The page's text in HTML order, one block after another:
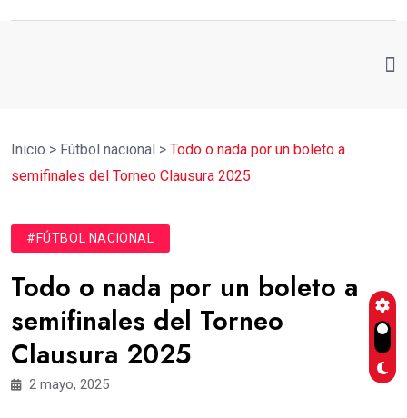
Inicio > Fútbol nacional > Todo o nada por un boleto a
semifinales del Torneo Clausura 2025
#FÚTBOL NACIONAL
Todo o nada por un boleto a
semifinales del Torneo
Clausura 2025
2 mayo, 2025